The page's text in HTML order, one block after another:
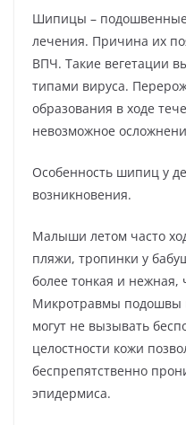
Шипицы –
лечения. Причина их
ВПЧ. Такие вегетации
типами вируса.
образования в ходе
невозможное
Особенность шипиц у
возникновения.
Малыши летом часто
пляжи, тропинки у
более тонкая и нежная,
Микротравмы подошвы
могут не вызывать
целостности кожи
беспрепятственно
эпидермиса.